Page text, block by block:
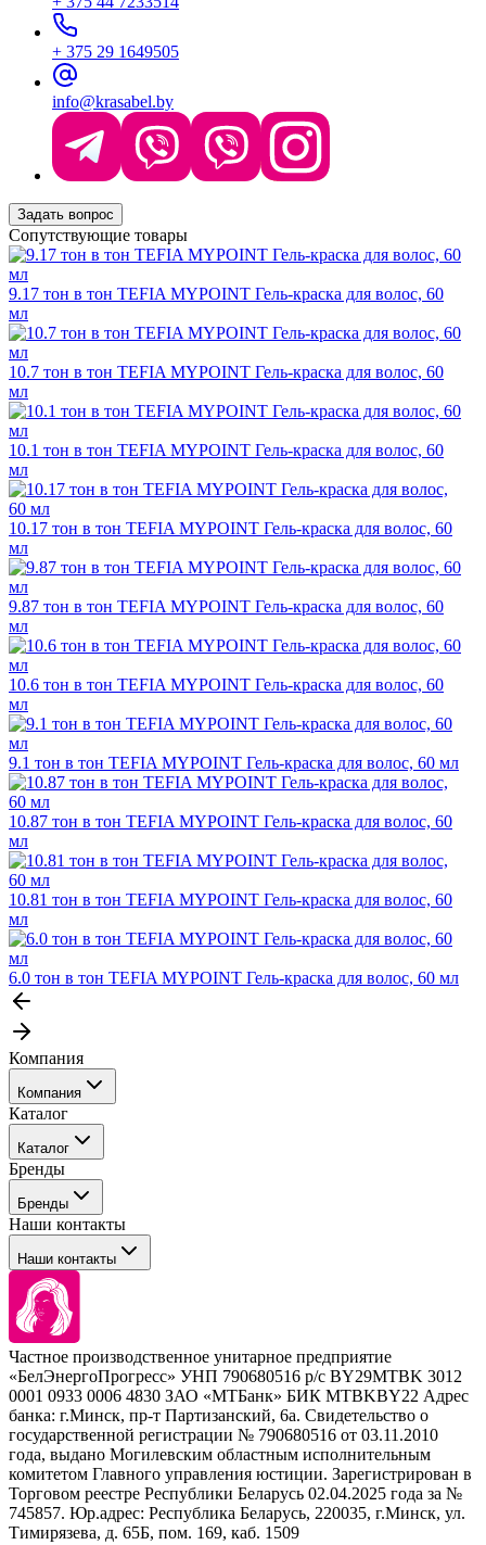
+ 375 29 1649505
info@krasabel.by
Задать вопрос
Сопутствующие товары
9.17 тон в тон TEFIA MYPOINT Гель-краска для волос, 60
мл
10.7 тон в тон TEFIA MYPOINT Гель-краска для волос, 60
мл
10.1 тон в тон TEFIA MYPOINT Гель-краска для волос, 60
мл
10.17 тон в тон TEFIA MYPOINT Гель-краска для волос, 60
мл
9.87 тон в тон TEFIA MYPOINT Гель-краска для волос, 60
мл
10.6 тон в тон TEFIA MYPOINT Гель-краска для волос, 60
мл
9.1 тон в тон TEFIA MYPOINT Гель-краска для волос, 60 мл
10.87 тон в тон TEFIA MYPOINT Гель-краска для волос, 60
мл
10.81 тон в тон TEFIA MYPOINT Гель-краска для волос, 60
мл
6.0 тон в тон TEFIA MYPOINT Гель-краска для волос, 60 мл
Компания
Компания
События
Покупателю
Каталог
Каталог
Профессиональные средства для окрашивания волос
Сервисные средства
Уход
Стайлинг
Брови и ресницы
Барберинг
Наборы
Расходные материалы
Бренды
Бренды
Tefia
Concept
Kezy
Barex
Sim Sensitive
Kebren
Selective Professional
White Line
Наши контакты
Наши контакты
+ 375 44 7233514
+ 375 29 1649505
info@krasabel.by
Офис: г. Минск, ул. Тимирязева 65Б, офис 1509
Склад: г. Минск, ул. Домбровская, 15
Частное производственное унитарное предприятие
«БелЭнергоПрогресс» УНП 790680516 р/с BY29MTBK 3012
0001 0933 0006 4830 ЗАО «МТБанк» БИК MTBKBY22 Адрес
банка: г.Минск, пр-т Партизанский, 6а. Свидетельство о
государственной регистрации № 790680516 от 03.11.2010
года, выдано Могилевским областным исполнительным
комитетом Главного управления юстиции. Зарегистрирован в
Торговом реестре Республики Беларусь 02.04.2025 года за №
745857. Юр.адрес: Республика Беларусь, 220035, г.Минск, ул.
Тимирязева, д. 65Б, пом. 169, каб. 1509